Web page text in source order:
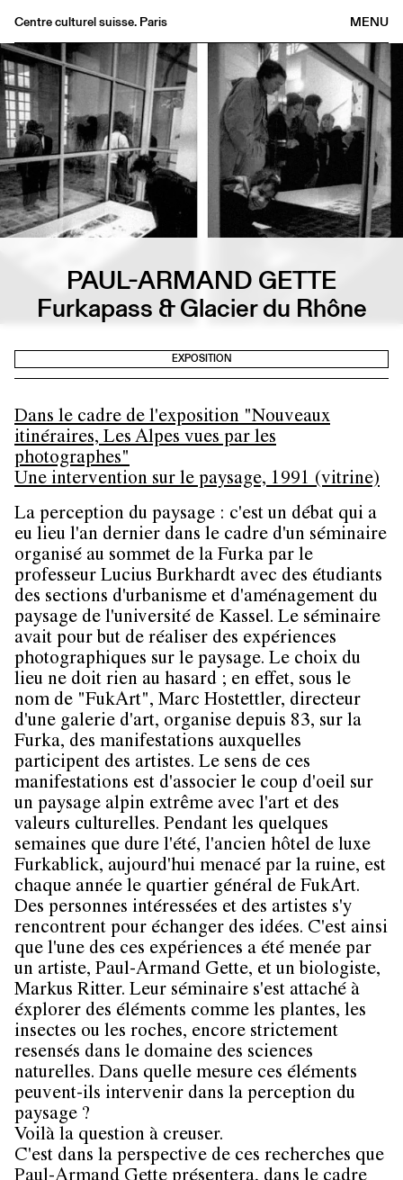
MENU
Centre culturel suisse. Paris
Agenda
Librairie
Buvette
Archives
Médiathèque
Éditions
Informations
PAUL-ARMAND GETTE
Furkapass & Glacier du Rhône
EXPOSITION
Dans le cadre de l'exposition "Nouveaux
itinéraires, Les Alpes vues par les
photographes"
Une intervention sur le paysage, 1991 (vitrine)
La perception du paysage : c'est un débat qui a
eu lieu l'an dernier dans le cadre d'un séminaire
organisé au sommet de la Furka par le
professeur Lucius Burkhardt avec des étudiants
des sections d'urbanisme et d'aménagement du
paysage de l'université de Kassel. Le séminaire
avait pour but de réaliser des expériences
photographiques sur le paysage. Le choix du
lieu ne doit rien au hasard ; en effet, sous le
nom de "FukArt", Marc Hostettler, directeur
d'une galerie d'art, organise depuis 83, sur la
Furka, des manifestations auxquelles
participent des artistes. Le sens de ces
manifestations est d'associer le coup d'oeil sur
un paysage alpin extrême avec l'art et des
valeurs culturelles. Pendant les quelques
semaines que dure l'été, l'ancien hôtel de luxe
Furkablick, aujourd'hui menacé par la ruine, est
chaque année le quartier général de FukArt.
Des personnes intéressées et des artistes s'y
rencontrent pour échanger des idées. C'est ainsi
que l'une des ces expériences a été menée par
un artiste, Paul-Armand Gette, et un biologiste,
Markus Ritter. Leur séminaire s'est attaché à
éxplorer des éléments comme les plantes, les
insectes ou les roches, encore strictement
resensés dans le domaine des sciences
naturelles. Dans quelle mesure ces éléments
peuvent-ils intervenir dans la perception du
paysage ?
Voilà la question à creuser.
C'est dans la perspective de ces recherches que